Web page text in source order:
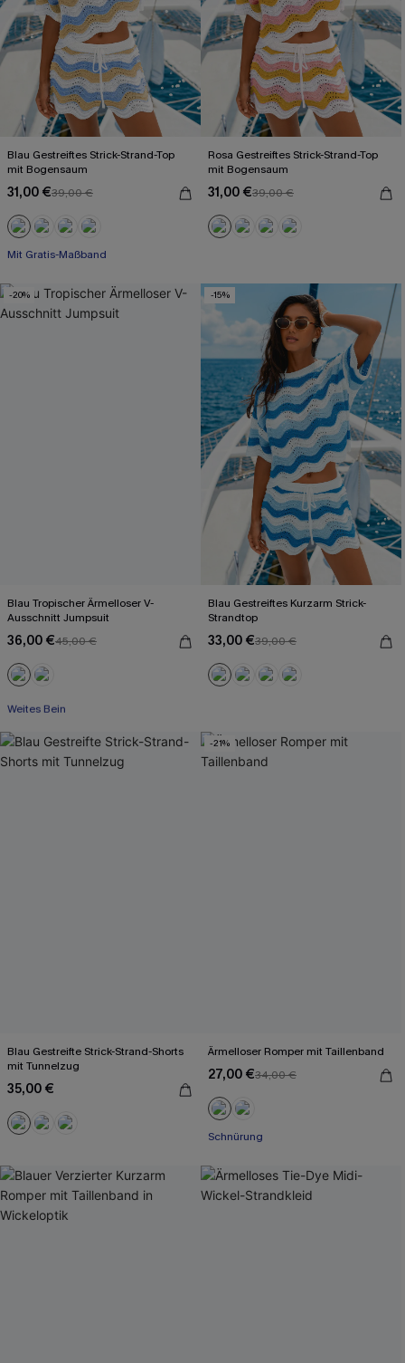
Blau Gestreiftes Strick-Strand-Top
mit Bogensaum
31,00 €39,00 €
Mit Gratis-Maßband
Rosa Gestreiftes Strick-Strand-Top
mit Bogensaum
31,00 €39,00 €
-20%
Blau Tropischer Ärmelloser V-
Ausschnitt Jumpsuit
36,00 €45,00 €
Mit Gratis-Maßband
Weites Bein
-15%
Blau Gestreiftes Kurzarm Strick-
Strandtop
33,00 €39,00 €
Blau Gestreifte Strick-Strand-Shorts
mit Tunnelzug
35,00 €
-21%
Ärmelloser Romper mit Taillenband
27,00 €34,00 €
Schnürung